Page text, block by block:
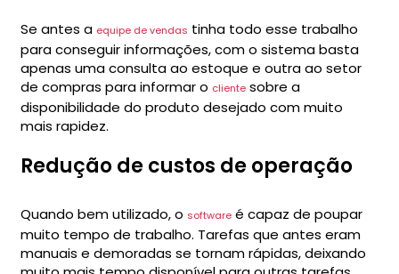
Se antes a equipe de vendas tinha todo esse trabalho
para conseguir informações, com o sistema basta
apenas uma consulta ao estoque e outra ao setor
de compras para informar o cliente sobre a
disponibilidade do produto desejado com muito
mais rapidez.
Redução de custos de operação
Quando bem utilizado, o software é capaz de poupar
muito tempo de trabalho. Tarefas que antes eram
manuais e demoradas se tornam rápidas, deixando